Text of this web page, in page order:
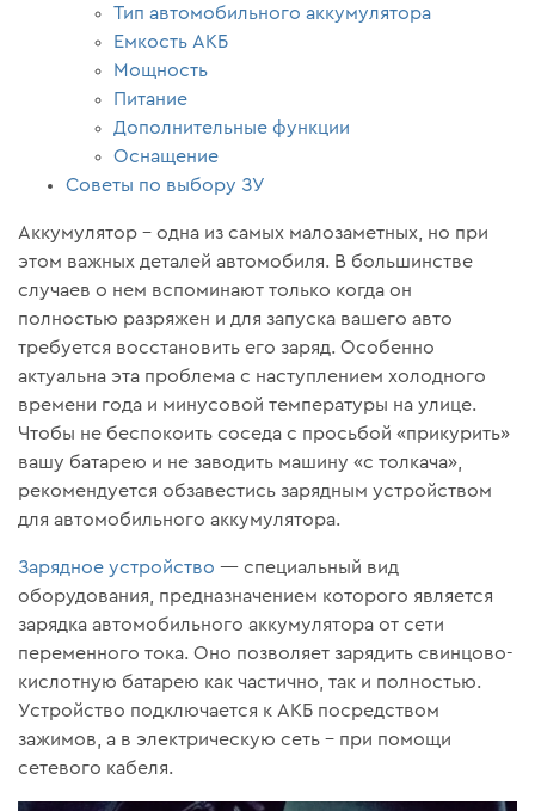
Тип автомобильного аккумулятора
Емкость АКБ
Мощность
Питание
Дополнительные функции
Оснащение
Советы по выбору ЗУ
Аккумулятор – одна из самых малозаметных, но при
этом важных деталей автомобиля. В большинстве
случаев о нем вспоминают только когда он
полностью разряжен и для запуска вашего авто
требуется восстановить его заряд. Особенно
актуальна эта проблема с наступлением холодного
времени года и минусовой температуры на улице.
Чтобы не беспокоить соседа с просьбой «прикурить»
вашу батарею и не заводить машину «с толкача»,
рекомендуется обзавестись зарядным устройством
для автомобильного аккумулятора.
Зарядное устройство — специальный вид
оборудования, предназначением которого является
зарядка автомобильного аккумулятора от сети
переменного тока. Оно позволяет зарядить свинцово-
кислотную батарею как частично, так и полностью.
Устройство подключается к АКБ посредством
зажимов, а в электрическую сеть – при помощи
сетевого кабеля.